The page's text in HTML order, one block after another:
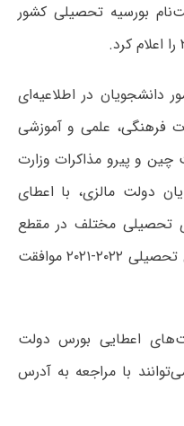
بورسیه تحصیلی کشور
دانشجویان در اطلاعیه‌ای
فرهنگی، علمی و آموزشی
چین و پیرو مذاکرات وزارت
دولت مالزی، با اعطای
تحصیلی مختلف در مقطع
تحصیلی کارشناسی ارشد برای سال تحصیلی ۲۰۲۲-۲۰۲۱ موافقت
اعطایی بورس دولت
با مراجعه به آدرس